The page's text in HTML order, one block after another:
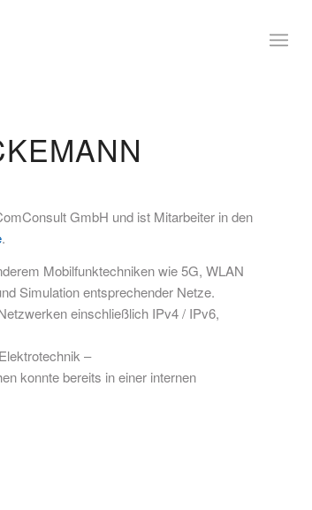
GmbH und ist Mitarbeiter in den
.
Mobilfunktechniken wie 5G, WLAN
Simulation entsprechender Netze.
einschließlich IPv4 / IPv6,
–
konnte bereits in einer internen